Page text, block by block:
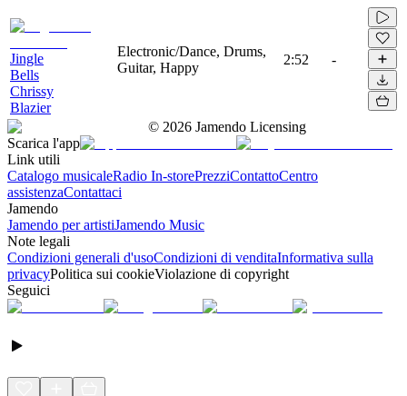
Jingle
Bells
Chrissy
Blazier
Electronic/Dance, Drums,
Guitar, Happy
2:52 -
© 2026 Jamendo Licensing
Scarica l'app
Link utili
Catalogo musicaleRadio In-storePrezziContattoCentro
assistenzaContattaci
Jamendo
Jamendo per artistiJamendo Music
Note legali
Condizioni generali d'usoCondizioni di venditaInformativa sulla
privacyPolitica sui cookieViolazione di copyright
Seguici